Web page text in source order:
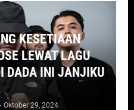
KESETIAAN
LEWAT LAGU
DADA INI JANJIKU
- Oktober 29, 2024